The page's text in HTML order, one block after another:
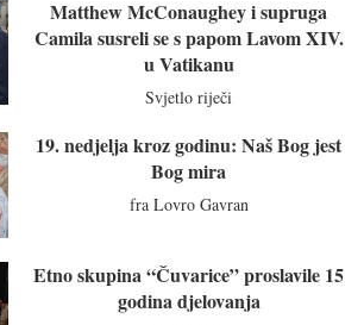
Matthew McConaughey i supruga
Camila susreli se s papom Lavom XIV.
u Vatikanu
Svjetlo riječi
19. nedjelja kroz godinu: Naš Bog jest
Bog mira
fra Lovro Gavran
Etno skupina “Čuvarice” proslavile 15
godina djelovanja